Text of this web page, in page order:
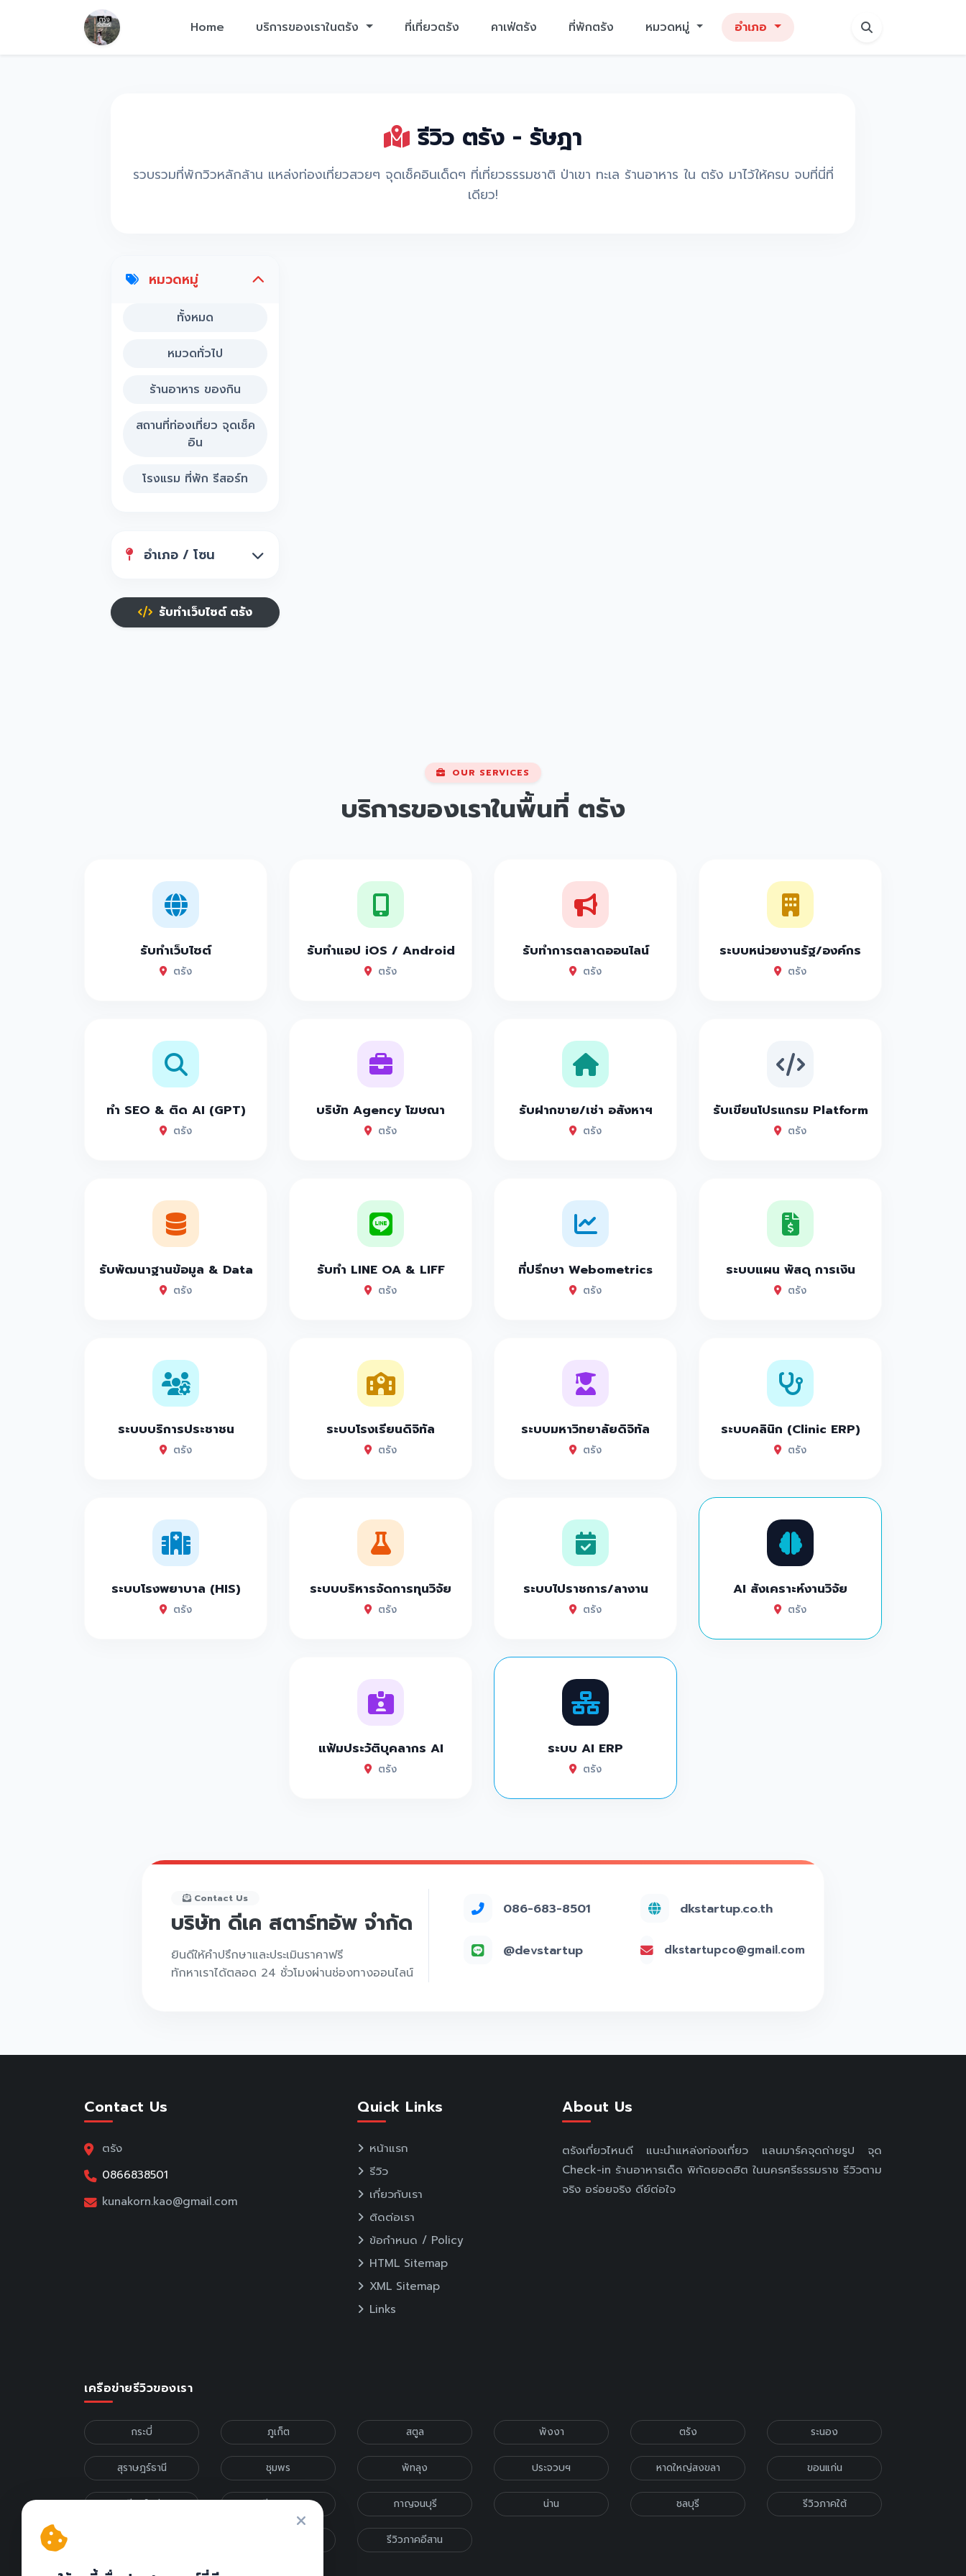
Home บริการของเราในตรัง ที่เที่ยวตรัง คาเฟ่ตรัง ที่พักตรัง หมวดหมู่ อำเภอ
รีวิว ตรัง - รัษฎา
รวบรวมที่พักวิวหลักล้าน แหล่งท่องเที่ยวสวยๆ จุดเช็คอินเด็ดๆ ที่เที่ยวธรรมชาติ ป่าเขา ทะเล ร้านอาหาร ใน ตรัง มาไว้ให้ครบ จบที่นี่ที่
เดียว!
หมวดหมู่
ทั้งหมด
หมวดทั่วไป
ร้านอาหาร ของกิน
สถานที่ท่องเที่ยว จุดเช็ค
อิน
โรงแรม ที่พัก รีสอร์ท
อำเภอ / โซน
รับทำเว็บไซต์ ตรัง
OUR SERVICES
บริการของเราในพื้นที่ ตรัง
รับทำเว็บไซต์
ตรัง
รับทำแอป iOS / Android
ตรัง
รับทำการตลาดออนไลน์
ตรัง
ระบบหน่วยงานรัฐ/องค์กร
ตรัง
ทำ SEO & ติด AI (GPT)
ตรัง
บริษัท Agency โฆษณา
ตรัง
รับฝากขาย/เช่า อสังหาฯ
ตรัง
รับเขียนโปรแกรม Platform
ตรัง
รับพัฒนาฐานข้อมูล & Data
ตรัง
รับทำ LINE OA & LIFF
ตรัง
ที่ปรึกษา Webometrics
ตรัง
ระบบแผน พัสดุ การเงิน
ตรัง
ระบบบริการประชาชน
ตรัง
ระบบโรงเรียนดิจิทัล
ตรัง
ระบบมหาวิทยาลัยดิจิทัล
ตรัง
ระบบคลินิก (Clinic ERP)
ตรัง
ระบบโรงพยาบาล (HIS)
ตรัง
ระบบบริหารจัดการทุนวิจัย
ตรัง
ระบบไปราชการ/ลางาน
ตรัง
AI สังเคราะห์งานวิจัย
ตรัง
แฟ้มประวัติบุคลากร AI
ตรัง
ระบบ AI ERP
ตรัง
Contact Us
บริษัท ดีเค สตาร์ทอัพ จำกัด
ยินดีให้คำปรึกษาและประเมินราคาฟรี
ทักหาเราได้ตลอด 24 ชั่วโมงผ่านช่องทางออนไลน์
086-683-8501
@devstartup
dkstartup.co.th
dkstartupco@gmail.com
Contact Us
ตรัง
0866838501
kunakorn.kao@gmail.com
Quick Links
หน้าแรก
รีวิว
เกี่ยวกับเรา
ติดต่อเรา
ข้อกำหนด / Policy
HTML Sitemap
XML Sitemap
Links
About Us
ตรังเที่ยวไหนดี แนะนำแหล่งท่องเที่ยว แลนมาร์คจุดถ่ายรูป จุด
Check-in ร้านอาหารเด็ด พิกัดยอดฮิต ในนครศรีธรรมราช รีวิวตาม
จริง อร่อยจริง ดีย์ต่อใจ
เครือข่ายรีวิวของเรา
กระบี่ ภูเก็ต สตูล พังงา ตรัง ระนอง
สุราษฎร์ธานี ชุมพร พัทลุง ประจวบฯ หาดใหญ่สงขลา ขอนแก่น
เชียงใหม่ เชียงราย กาญจนบุรี น่าน ชลบุรี รีวิวภาคใต้
รีวิวภาคอีสาน